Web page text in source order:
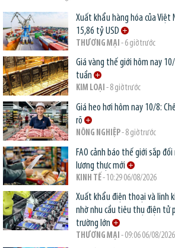
Xuất khẩu hàng hóa của Việt
15,86 tỷ USD
THƯƠNG MẠI - 6 giờ trước
Giá vàng thế giới hôm nay
tuần
KIM LOẠI - 8 giờ trước
Giá heo hơi hôm nay 10/8:
rõ
NÔNG NGHIỆP- 8 giờ trước
FAO cảnh báo thế giới sắp
lương thực mới
KINH TẾ- 10:29 06/08/2026
Xuất khẩu điện thoại và linh
nhờ nhu cầu tiêu thụ điện tử
trường lớn
THƯƠNG MẠI - 09:06 06/08/2026